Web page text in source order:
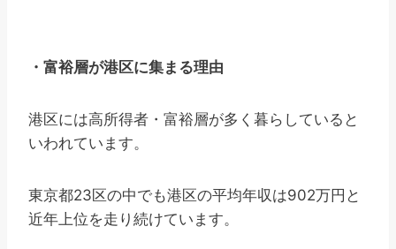
・富裕層が港区に集まる理由
港区には高所得者・富裕層が多く暮らしていると
いわれています。
東京都23区の中でも港区の平均年収は902万円と
近年上位を走り続けています。